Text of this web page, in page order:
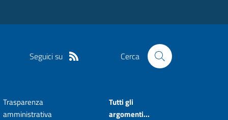
Seguici su Cerca
Trasparenza
amministrativa
Tutti gli
argomenti...